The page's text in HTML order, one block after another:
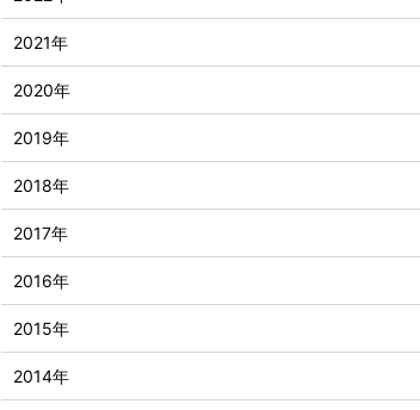
2021年
2020年
2019年
2018年
2017年
2016年
2015年
2014年